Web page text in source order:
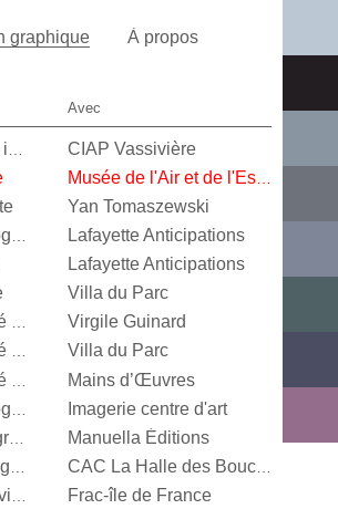
graphique À propos
Avec
CIAP Vassivière
Yan Tomaszewski
Catalogue d’exposition
Lafayette Anticipations
Lafayette Anticipations
Villa du Parc
Identité visuelle
Virgile Guinard
Identité visuelle
Villa du Parc
Mains d’Œuvres
Imagerie centre d'art
Manuella Éditions
Frac-île de France